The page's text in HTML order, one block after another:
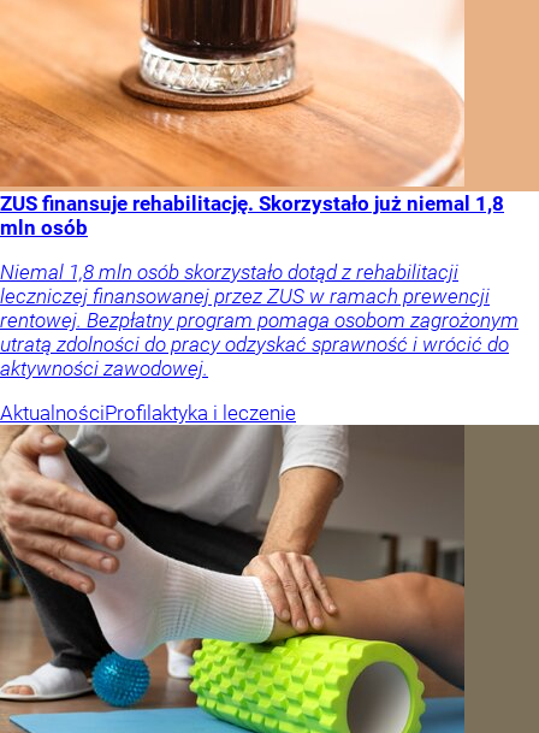
ZUS finansuje rehabilitację. Skorzystało już niemal 1,8
mln osób
Niemal 1,8 mln osób skorzystało dotąd z rehabilitacji
leczniczej finansowanej przez ZUS w ramach prewencji
rentowej. Bezpłatny program pomaga osobom zagrożonym
utratą zdolności do pracy odzyskać sprawność i wrócić do
aktywności zawodowej.
AktualnościProfilaktyka i leczenie